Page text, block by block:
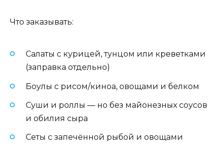
Что заказывать:
Салаты с курицей, тунцом или креветками
(заправка отдельно)
Боулы с рисом/киноа, овощами и белком
Суши и роллы — но без майонезных соусов
и обилия сыра
Сеты с запечённой рыбой и овощами